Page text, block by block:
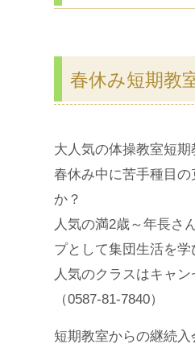
春休み短期教
大人気の体操教室短期
春休み中に苦手種目
か？
人気の満2歳～年長さ
プとして集団生活を学
人気のクラスはキャ
（0587-81-7840）
短期教室からの継続